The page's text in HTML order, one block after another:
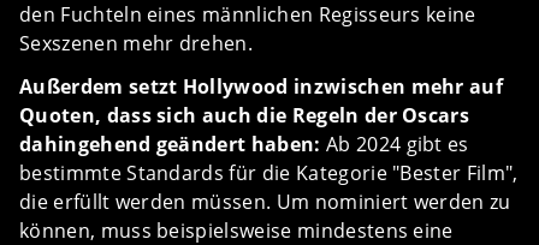
den Fuchteln eines männlichen Regisseurs keine
Sexszenen mehr drehen.
Außerdem setzt Hollywood inzwischen mehr auf
Quoten, dass sich auch die Regeln der Oscars
dahingehend geändert haben: Ab 2024 gibt es
bestimmte Standards für die Kategorie "Bester Film",
die erfüllt werden müssen. Um nominiert werden zu
können, muss beispielsweise mindestens eine